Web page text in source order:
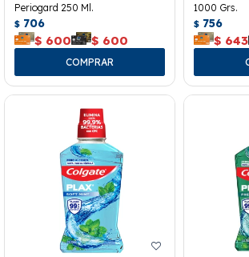
Periogard 250 Ml.
$ 706
$ 600 $ 600
1000 Grs.
$ 756
$ 643